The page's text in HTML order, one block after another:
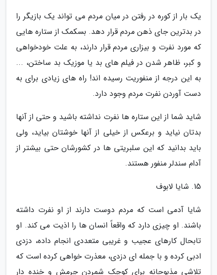
یک بار از کوره در رفتن در میان مردم می تواند یک بازیگر را
در بدترین جای ذهن مردم قرار دهد. بسکمک از ستاره هایی
که مورد نفرت و بیزاری مردم قرار دارند، به علت خودخواهی
و کبر، ظاهر شدن در فیلم های بد یا موزیک بد ساختن، ...
به این درجه از منفوریت رسیده اند! راه های زیادی برای به
دست آوردن نفرت مردم وجود دارد.
شاید شما از این ستاره ها نفرت نداشته باشید و حتی از آنها
بدتان نیاید و برعکس از خیلی از آنها خوشتان بیاید، ولی
باید بدانید که این سلبریتی ها در کشورشان حتی بیشتر از
آدام سندلر منفور هستند.
15. شایا لابوف
شایا آدمی است که مردم دوست دارند از او نفرت داشته
باشند. او چیزی دارد که واقعاً انسان ها را اذیت می کند. او
تابحال کارهای عجیب و غریبی متعددی انجام داده، دزدی
ادبی کرده و با جمله ای دزدی، معذرت خواهی کرده است که
تلاشی مذبوحانه برای کوچک شمردن جرمش و خنده دار